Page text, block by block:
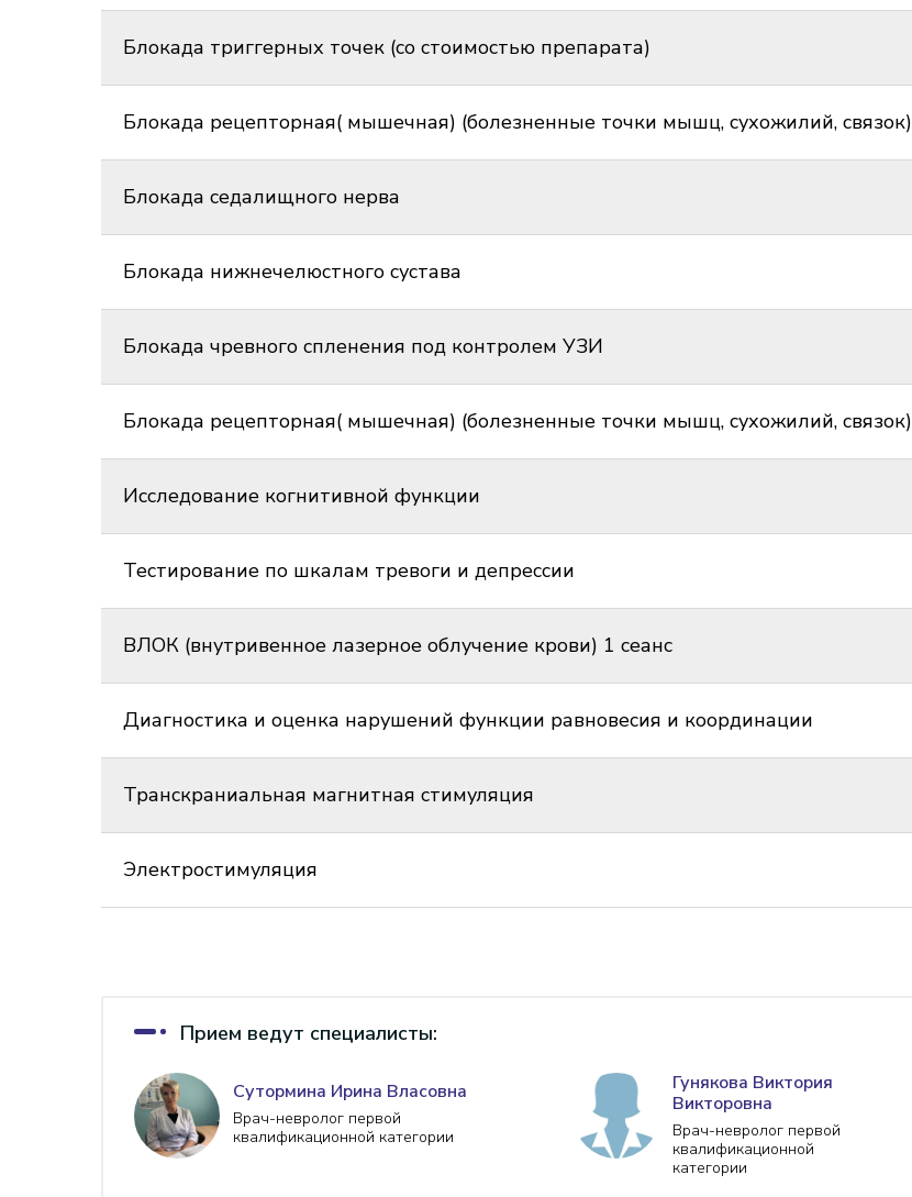
Блокада триггерных точек (со стоимостью препарата)
Блокада рецепторная( мышечная) (болезненные точки мышц, сухожилий, связок)
Блокада седалищного нерва
Блокада нижнечелюстного сустава
Блокада чревного спленения под контролем УЗИ
Блокада рецепторная( мышечная) (болезненные точки мышц, сухожилий, связок)
Исследование когнитивной функции
Тестирование по шкалам тревоги и депрессии
ВЛОК (внутривенное лазерное облучение крови) 1 сеанс
Диагностика и оценка нарушений функции равновесия и координации
Транскраниальная магнитная стимуляция
Электростимуляция
Прием ведут специалисты:
Сутормина Ирина Власовна
Врач-невролог первой
квалификационной категории
Гунякова Виктория
Викторовна
Врач-невролог первой
квалификационной
категории